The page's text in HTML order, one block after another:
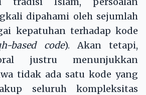
dipahami oleh sejumlah
kepatuhan terhadap kode
based code). Akan tetapi,
justru menunjukkan
tidak ada satu kode yang
seluruh kompleksitas